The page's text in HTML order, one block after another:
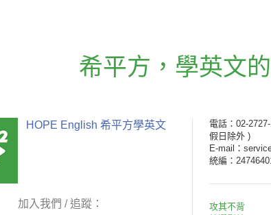
希平方 ， 學英文
HOPE English 希平方學英文
加入我們 / 追蹤：
電話：02-
假日除外 )
E-mail：
統編：
攻其不背